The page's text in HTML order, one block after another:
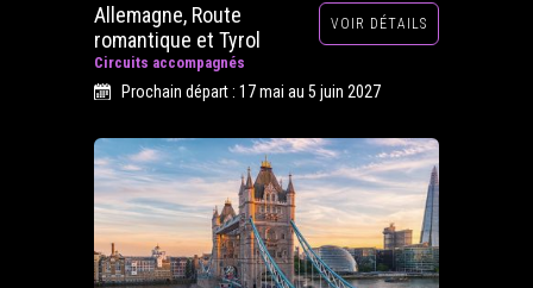
Allemagne, Route
romantique et Tyrol
Circuits accompagnés
VOIR DÉTAILS
Prochain départ : 17 mai au 5 juin 2027